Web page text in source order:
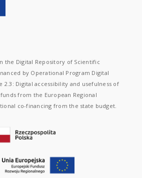
the Digital Repository of Scientific
by Operational Program Digital
2.3: Digital accessibility and usefulness of
from the European Regional
co-financing from the state budget.